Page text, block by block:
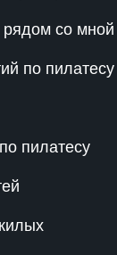
рядом со мной
по пилатесу
пилатесу